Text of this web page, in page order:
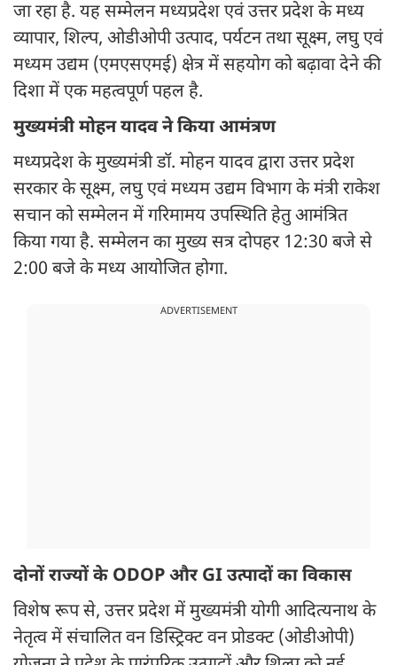
जा रहा है. यह सम्मेलन मध्यप्रदेश एवं उत्तर प्रदेश के मध्य
व्यापार, शिल्प, ओडीओपी उत्पाद, पर्यटन तथा सूक्ष्म, लघु एवं
मध्यम उद्यम (एमएसएमई) क्षेत्र में सहयोग को बढ़ावा देने की
दिशा में एक महत्वपूर्ण पहल है.
मुख्यमंत्री मोहन यादव ने किया आमंत्रण
मध्यप्रदेश के मुख्यमंत्री डॉ. मोहन यादव द्वारा उत्तर प्रदेश
सरकार के सूक्ष्म, लघु एवं मध्यम उद्यम विभाग के मंत्री राकेश
सचान को सम्मेलन में गरिमामय उपस्थिति हेतु आमंत्रित
किया गया है. सम्मेलन का मुख्य सत्र दोपहर 12:30 बजे से
2:00 बजे के मध्य आयोजित होगा.
ADVERTISEMENT
दोनों राज्यों के ODOP और GI उत्पादों का विकास
विशेष रूप से, उत्तर प्रदेश में मुख्यमंत्री योगी आदित्यनाथ के
नेतृत्व में संचालित वन डिस्ट्रिक्ट वन प्रोडक्ट (ओडीओपी)